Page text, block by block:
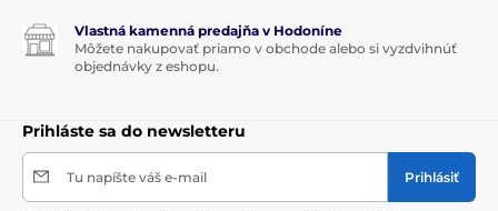
Vlastná kamenná predajňa v Hodoníne
Môžete nakupovať priamo v obchode alebo si vyzdvihnúť
objednávky z eshopu.
Prihláste sa do newsletteru
Tu napíšte váš e-mail Prihlásiť